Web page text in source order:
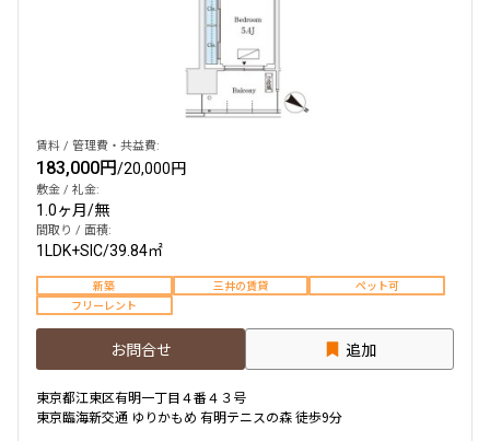
賃料 / 管理費・共益費:
183,000円/20,000円
敷金 / 礼金:
1.0ヶ月/無
間取り / 面積:
1LDK+SIC/39.84㎡
新築 三井の賃貸
ペット可
フリーレント
お問合せ 追加
東京都江東区有明一丁目４番４３号
東京臨海新交通 ゆりかもめ 有明テニスの森 徒歩9分